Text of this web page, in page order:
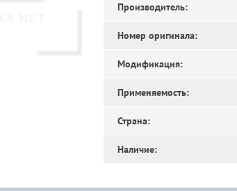
Производитель:
Номер оригинала:
Модификация:
Применяемость:
Страна:
Наличие: